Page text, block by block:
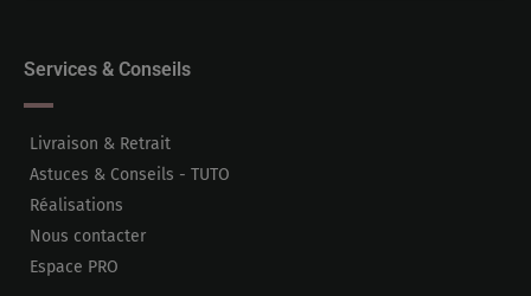
Services & Conseils
Livraison & Retrait
Astuces & Conseils - TUTO
Réalisations
Nous contacter
Espace PRO